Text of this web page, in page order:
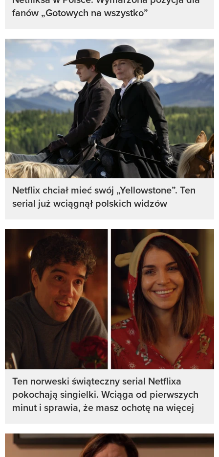
fanów „Gotowych na wszystko”
Netflix chciał mieć swój „Yellowstone”. Ten
serial już wciągnął polskich widzów
Ten norweski świąteczny serial Netflixa
pokochają singielki. Wciąga od pierwszych
minut i sprawia, że masz ochotę na więcej